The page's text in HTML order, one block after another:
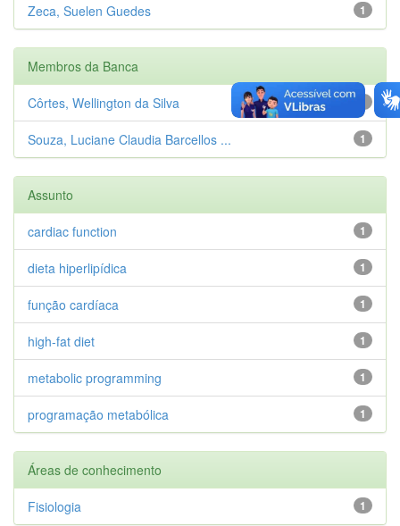
1
Zeca, Suelen Guedes
Membros da Banca
Côrtes, Wellington da Silva
1
Souza, Luciane Claudia Barcellos ...
Assunto
1
cardiac function
1
dieta hiperlipídica
1
função cardíaca
1
high-fat diet
1
metabolic programming
1
programação metabólica
Áreas de conhecimento
1
Fisiologia